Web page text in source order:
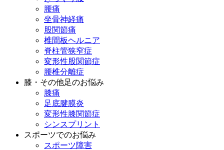
腰痛
坐骨神経痛
股関節痛
椎間板ヘルニア
脊柱管狭窄症
変形性股関節症
腰椎分離症
膝・その他足のお悩み
膝痛
足底腱膜炎
変形性膝関節症
シンスプリント
スポーツでのお悩み
スポーツ障害